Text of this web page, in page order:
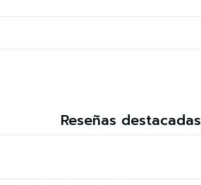
Reseñas destacadas